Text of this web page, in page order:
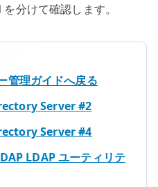
分けて確認します。
理ガイドへ戻る
Server #2
Server #4
LDAP ユーティリテ